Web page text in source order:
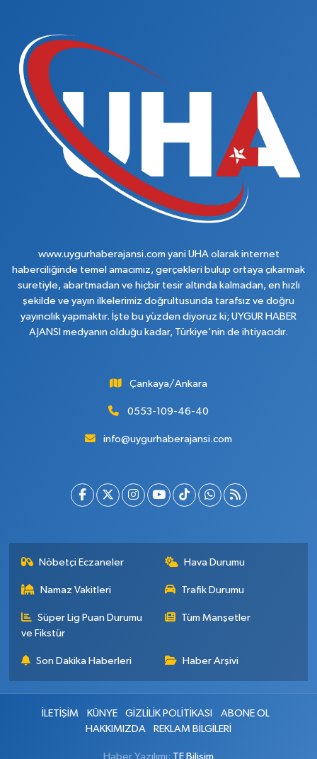
www.uygurhaberajansi.com yani UHA olarak internet
haberciliğinde temel amacımız, gerçekleri bulup ortaya çıkarmak
suretiyle, abartmadan ve hiçbir tesir altında kalmadan, en hızlı
şekilde ve yayın ilkelerimiz doğrultusunda tarafsız ve doğru
yayıncılık yapmaktır. İşte bu yüzden diyoruz ki; UYGUR HABER
AJANSI medyanın olduğu kadar, Türkiye'nin de ihtiyacıdır.
Çankaya/Ankara
0553-109-46-40
info@uygurhaberajansi.com
Nöbetçi Eczaneler Hava Durumu
Namaz Vakitleri Trafik Durumu
Süper Lig Puan Durumu
ve Fikstür
Tüm Manşetler
Son Dakika Haberleri Haber Arşivi
İLETİŞİM KÜNYE GİZLİLİK POLİTİKASI
ABONE OL
HAKKIMIZDA
REKLAM BİLGİLERİ
Haber Yazılımı: TE Bilişim